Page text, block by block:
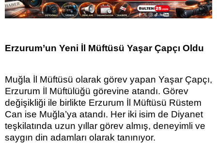
Erzurum’un Yeni İl Müftüsü Yaşar Çapçı Oldu
Muğla İl Müftüsü olarak görev yapan Yaşar Çapçı,
Erzurum İl Müftülüğü görevine atandı. Görev
değişikliği ile birlikte Erzurum İl Müftüsü Rüstem
Can ise Muğla’ya atandı. Her iki isim de Diyanet
teşkilatında uzun yıllar görev almış, deneyimli ve
saygın din adamları olarak tanınıyor.